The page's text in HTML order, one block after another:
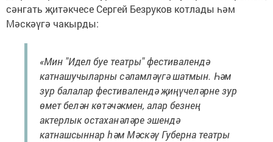
сәнгать җитәкчесе Сергей Безруков котлады һәм
Мәскәүгә чакырды:
«Мин "Идел буе театры" фестивалендә
катнашучыларны сәламләүгә шатмын. Һәм
зур балалар фестивалендә җиңүчеләрне зур
өмет белән көтәчәкмен, алар безнең
актерлык остаханәләре эшендә
катнашсыннар һәм Мәскәү Губерна театры